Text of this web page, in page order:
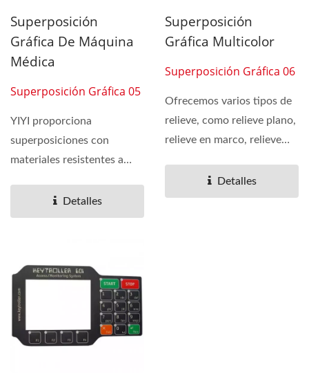
Superposición
Gráfica De Máquina
Médica
Superposición Gráfica 05
YIYI proporciona
superposiciones con
materiales resistentes a
Detalles
Superposición
Gráfica Multicolor
Superposición Gráfica 06
Ofrecemos varios tipos de
relieve, como relieve plano,
relieve en marco, relieve
Detalles